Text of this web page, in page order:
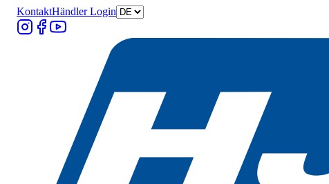
KontaktHändler Login